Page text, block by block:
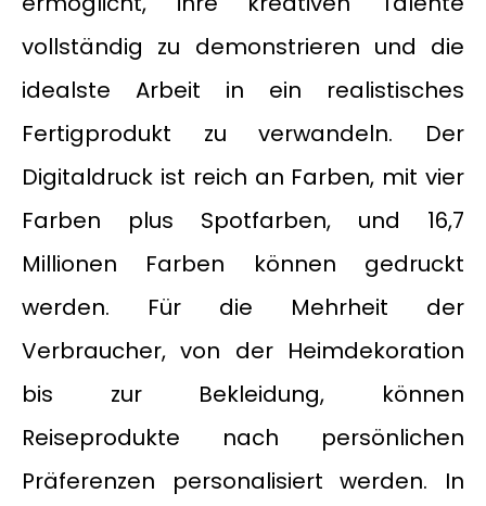
vollständig zu demonstrieren und die
idealste Arbeit in ein realistisches
Fertigprodukt zu verwandeln. Der
Digitaldruck ist reich an Farben, mit vier
Farben plus Spotfarben, und 16,7
Millionen Farben können gedruckt
werden. Für die Mehrheit der
Verbraucher, von der Heimdekoration
bis zur Bekleidung, können
Reiseprodukte nach persönlichen
Präferenzen personalisiert werden. In